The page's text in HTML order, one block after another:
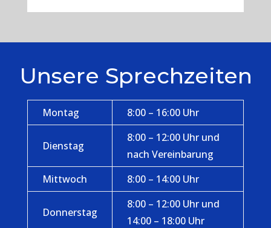
Unsere Sprechzeiten
Montag 8:00 – 16:00 Uhr
Dienstag
8:00 – 12:00 Uhr und
nach Vereinbarung
Mittwoch
8:00 – 14:00 Uhr
Donnerstag
8:00 – 12:00 Uhr und
14:00 – 18:00 Uhr